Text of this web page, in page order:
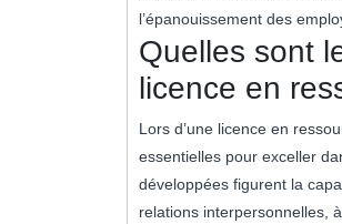
l’épanouissement des
Quelles sont
licence en
Lors d’une licence en
essentielles pour exceller
développées figurent la
relations interpersonnelles,